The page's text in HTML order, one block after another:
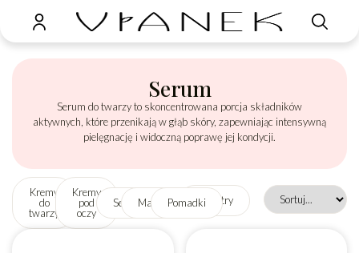
Serum
Serum do twarzy to skoncentrowana porcja składników
aktywnych, które przenikają w głąb skóry, zapewniając intensywną
pielęgnację i widoczną poprawę jej kondycji.
Filtry
Kremy
do
twarzy
Kremy
pod
oczy
SerumMaseczkiPomadki